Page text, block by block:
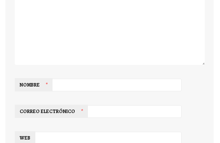
NOMBRE *
CORREO ELECTRÓNICO *
WEB